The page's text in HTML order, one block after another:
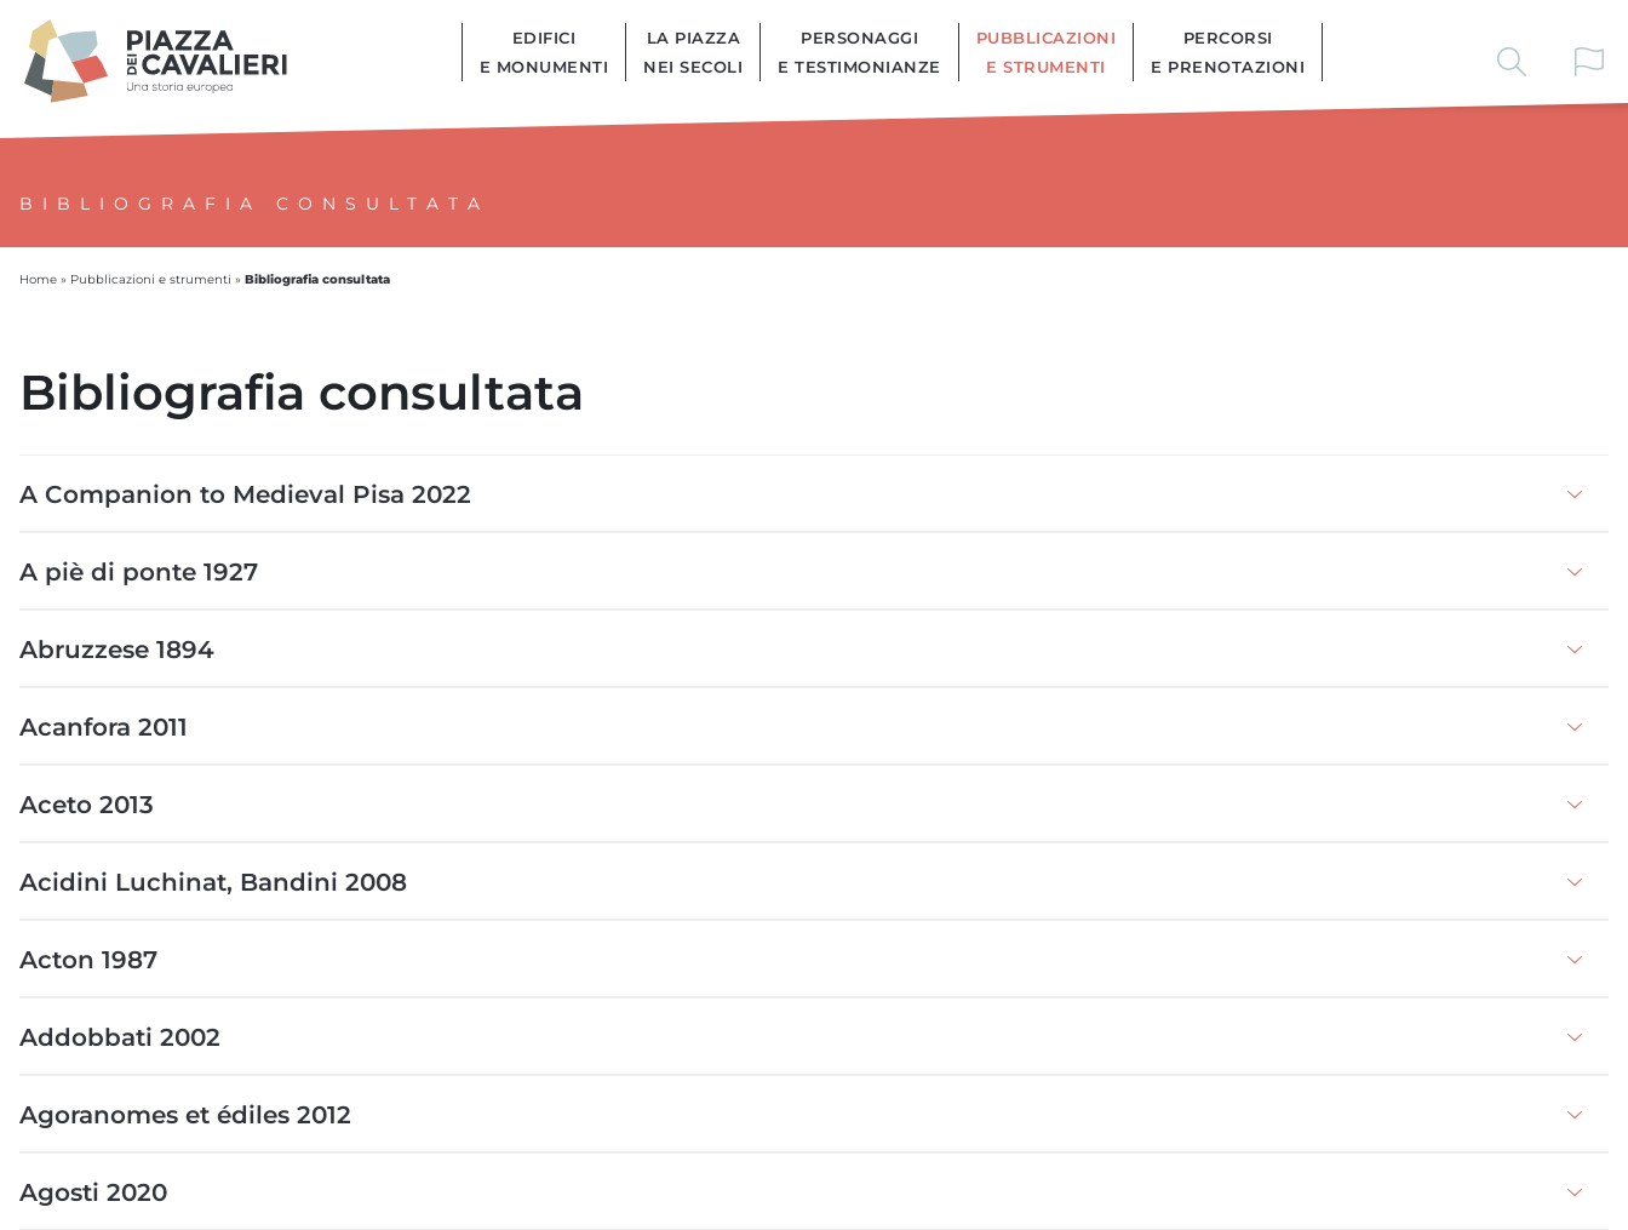
EDIFICI
E MONUMENTI
LA PIAZZA
NEI SECOLI
PERSONAGGI
E TESTIMONIANZE
PUBBLICAZIONI
E STRUMENTI
PERCORSI
E PRENOTAZIONI
BIBLIOGRAFIA CONSULTATA
Home » Pubblicazioni e strumenti » Bibliografia consultata
Bibliografia consultata
A Companion to Medieval Pisa 2022
A piè di ponte 1927
Abruzzese 1894
Acanfora 2011
Aceto 2013
Acidini Luchinat, Bandini 2008
Acton 1987
Addobbati 2002
Agoranomes et édiles 2012
Agosti 2020